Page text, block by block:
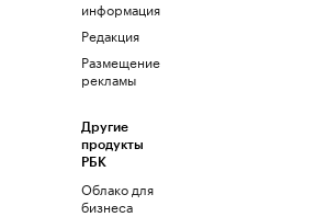
информация
Редакция
Размещение
рекламы
Другие
продукты
РБК
Облако для
бизнеса